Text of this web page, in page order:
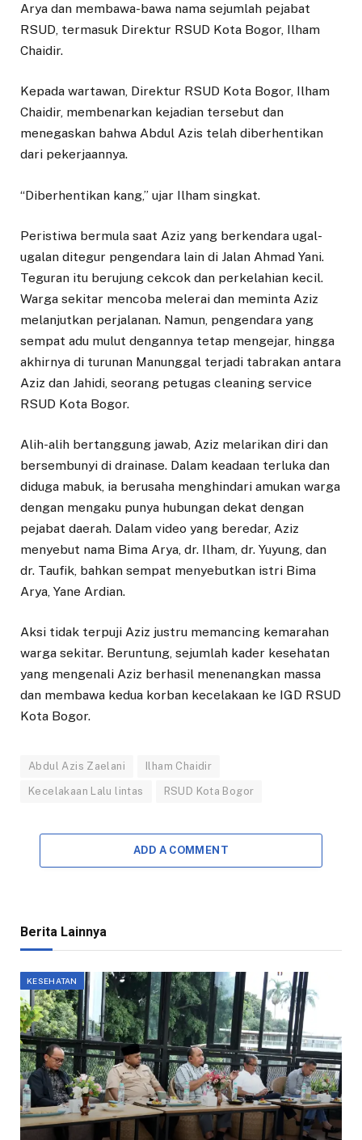
Arya dan membawa-bawa nama sejumlah pejabat
RSUD, termasuk Direktur RSUD Kota Bogor, Ilham
Chaidir.
Kepada wartawan, Direktur RSUD Kota Bogor, Ilham
Chaidir, membenarkan kejadian tersebut dan
menegaskan bahwa Abdul Azis telah diberhentikan
dari pekerjaannya.
“Diberhentikan kang,” ujar Ilham singkat.
Peristiwa bermula saat Aziz yang berkendara ugal-
ugalan ditegur pengendara lain di Jalan Ahmad Yani.
Teguran itu berujung cekcok dan perkelahian kecil.
Warga sekitar mencoba melerai dan meminta Aziz
melanjutkan perjalanan. Namun, pengendara yang
sempat adu mulut dengannya tetap mengejar, hingga
akhirnya di turunan Manunggal terjadi tabrakan antara
Aziz dan Jahidi, seorang petugas cleaning service
RSUD Kota Bogor.
Alih-alih bertanggung jawab, Aziz melarikan diri dan
bersembunyi di drainase. Dalam keadaan terluka dan
diduga mabuk, ia berusaha menghindari amukan warga
dengan mengaku punya hubungan dekat dengan
pejabat daerah. Dalam video yang beredar, Aziz
menyebut nama Bima Arya, dr. Ilham, dr. Yuyung, dan
dr. Taufik, bahkan sempat menyebutkan istri Bima
Arya, Yane Ardian.
Aksi tidak terpuji Aziz justru memancing kemarahan
warga sekitar. Beruntung, sejumlah kader kesehatan
yang mengenali Aziz berhasil menenangkan massa
dan membawa kedua korban kecelakaan ke IGD RSUD
Kota Bogor.
Abdul Azis Zaelani Ilham Chaidir
Kecelakaan Lalu lintas RSUD Kota Bogor
ADD A COMMENT
Berita Lainnya
KESEHATAN